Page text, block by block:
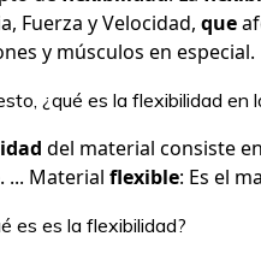
Fuerza y Velocidad, que
y músculos en especial.
¿qué es la flexibilidad en
del material consiste
... Material flexible: Es el
es es la flexibilidad?